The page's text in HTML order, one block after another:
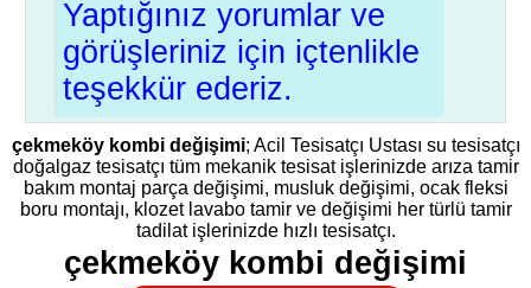
Yaptığınız yorumlar ve
görüşleriniz için içtenlikle
teşekkür ederiz.
çekmeköy kombi değişimi; Acil Tesisatçı Ustası su tesisatçı
doğalgaz tesisatçı tüm mekanik tesisat işlerinizde arıza tamir
bakım montaj parça değişimi, musluk değişimi, ocak fleksi
boru montajı, klozet lavabo tamir ve değişimi her türlü tamir
tadilat işlerinizde hızlı tesisatçı.
çekmeköy kombi değişimi